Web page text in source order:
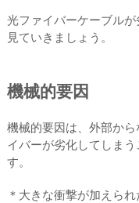
光ファイバーケーブル
見ていきましょう。
機械的要因
機械的要因は、外部か
イバーが劣化してしま
す。
＊大きな衝撃が加えられ